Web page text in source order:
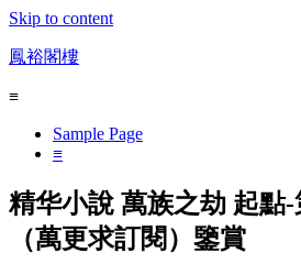
Skip to content
鳳裕閣樓
≡
Sample Page
≡
精华小說 萬族之劫 起點-
（萬更求訂閱）鑒賞